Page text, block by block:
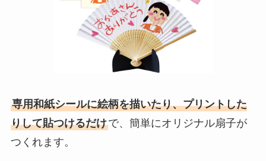
専用和紙シールに絵柄を描いたり、プリントした
りして貼つけるだけで、簡単にオリジナル扇子が
つくれます。